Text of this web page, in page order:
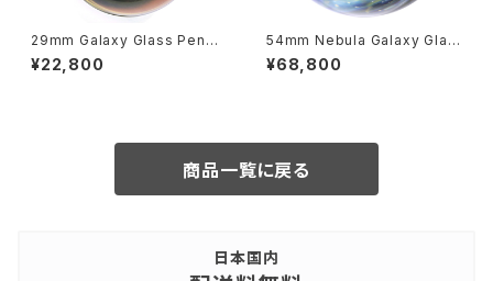
29mm Galaxy Glass Penda
nt 宇宙ガラスペンダント (”リン
グ” シリーズ） no.P134
¥22,800
54mm Nebula Galaxy Glas
s Marble 星雲状宇宙ガラスマ
¥68,800
商品一覧に戻る
日本国内